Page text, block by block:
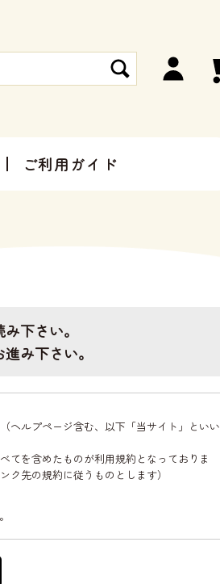
ご利用ガイド
下さい。
み下さい。
ヘルプページ含む、以下「当サイト」といい
てを含めたものが利用規約となっておりま
先の規約に従うものとします）